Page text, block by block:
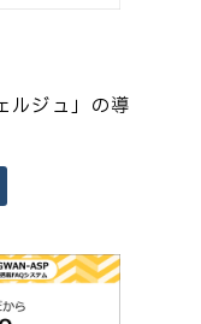
ルジュ」の導